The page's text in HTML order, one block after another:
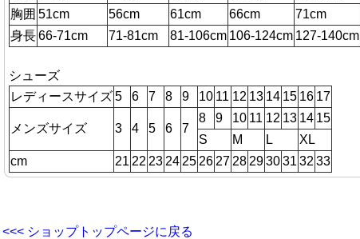
胸囲 51cm 56cm 61cm 66cm
71cm
身長66-71cm 71-81cm 81-106cm 106-124cm 127-140cm
シューズ
レディースサイズ5 6 7 8 9 10 11 12 13 14 15 16 17
メンズサイズ 3 4 5 6 7
8 9 10 11 12 13 14 15
S
M L
XL
cm
21 22 23 24 25 26 27 28 293031 32 33
<<< ショップトップページに戻る